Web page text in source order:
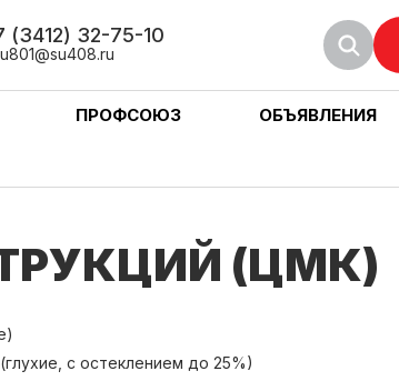
(3412) 32-75-10
ПРОФСОЮЗ ОБЪЯВЛЕНИЯ
(ЦМК)
с остеклением до 25%)